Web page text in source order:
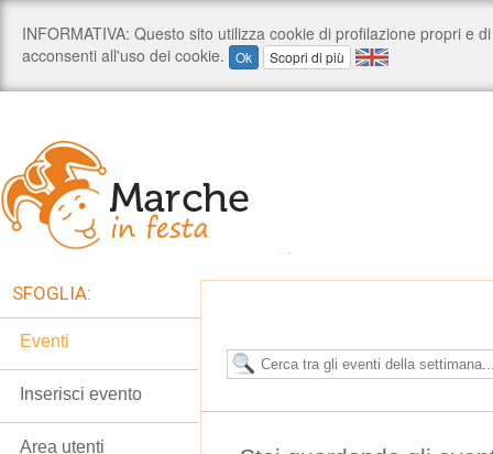
SFOGLIA:
Eventi
Inserisci evento
Area utenti